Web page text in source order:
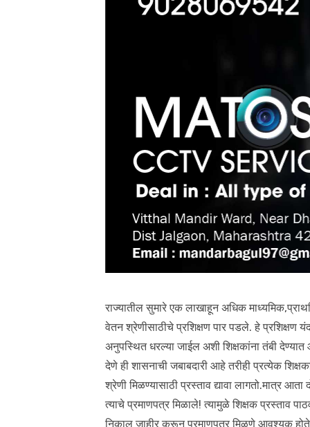
राज्यातील सुमारे एक लाखाहून अधिक
वेतन श्रेणीसाठीचे प्रशिक्षण पार पडले. हे प्रशिक्षण
अनुपस्थित धरल्या जाईल अशी शिक्षकांना तंबी देण्यात
देणे ही शासनाची जबाबदारी आहे तरीही प्रत्येक
श्रेणी मिळण्यासाठी प्रस्ताव द्यावा लागतो.मात्र
त्याचे प्रमाणपत्र मिळाले! त्यामुळे शिक्षक प्रस्ताव
निकाल जाहीर करून प्रमाणपत्र मिळणे आवश्यक